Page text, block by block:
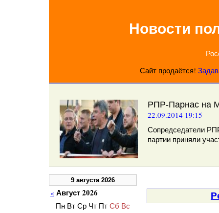
Новости
Сайт продаётся!
РПР-Парнас на
22.09.2014 19:15
Сопредседатели
партии приняли
9 августа 2026
« Август 2026
Пн Вт Ср Чт Пт Сб Вс